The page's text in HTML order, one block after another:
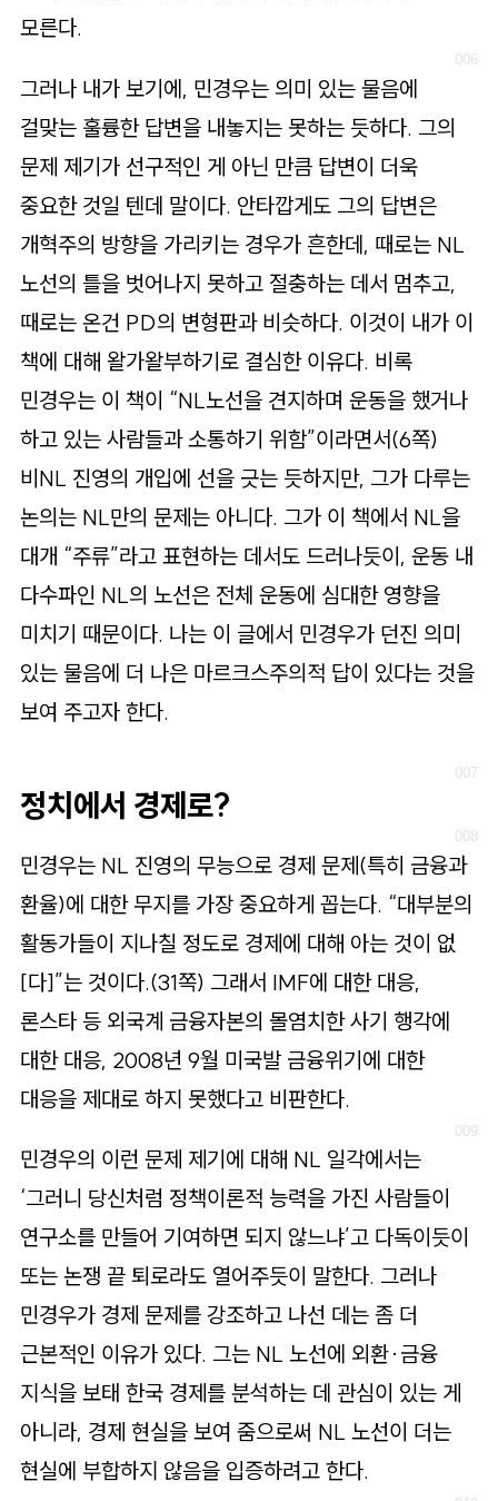
모른다.
그러나 내가 보기에, 민경우는 의미 있는 물음에
걸맞는 훌륭한 답변을 내놓지는 못하는 듯하다. 그의
문제 제기가 선구적인 게 아닌 만큼 답변이 더욱
중요한 것일 텐데 말이다. 안타깝게도 그의 답변은
개혁주의 방향을 가리키는 경우가 흔한데, 때로는 NL
노선의 틀을 벗어나지 못하고 절충하는 데서 멈추고,
때로는 온건 PD의 변형판과 비슷하다. 이것이 내가 이
책에 대해 왈가왈부하기로 결심한 이유다. 비록
민경우는 이 책이 “NL노선을 견지하며 운동을 했거나
하고 있는 사람들과 소통하기 위함”이라면서(6쪽)
비NL 진영의 개입에 선을 긋는 듯하지만, 그가 다루는
논의는 NL만의 문제는 아니다. 그가 이 책에서 NL을
대개 “주류”라고 표현하는 데서도 드러나듯이, 운동 내
다수파인 NL의 노선은 전체 운동에 심대한 영향을
미치기 때문이다. 나는 이 글에서 민경우가 던진 의미
있는 물음에 더 나은 마르크스주의적 답이 있다는 것을
보여 주고자 한다.
정치에서 경제로?
민경우는 NL 진영의 무능으로 경제 문제(특히 금융과
환율)에 대한 무지를 가장 중요하게 꼽는다. “대부분의
활동가들이 지나칠 정도로 경제에 대해 아는 것이 없
[다]”는 것이다.(31쪽) 그래서 IMF에 대한 대응,
론스타 등 외국계 금융자본의 몰염치한 사기 행각에
대한 대응, 2008년 9월 미국발 금융위기에 대한
대응을 제대로 하지 못했다고 비판한다.
민경우의 이런 문제 제기에 대해 NL 일각에서는
‘그러니 당신처럼 정책이론적 능력을 가진 사람들이
연구소를 만들어 기여하면 되지 않느냐’고 다독이듯이
또는 논쟁 끝 퇴로라도 열어주듯이 말한다. 그러나
민경우가 경제 문제를 강조하고 나선 데는 좀 더
근본적인 이유가 있다. 그는 NL 노선에 외환·금융
지식을 보태 한국 경제를 분석하는 데 관심이 있는 게
아니라, 경제 현실을 보여 줌으로써 NL 노선이 더는
현실에 부합하지 않음을 입증하려고 한다.